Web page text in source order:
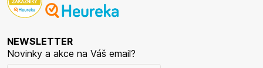
NEWSLETTER
Novinky a akce na Váš email?